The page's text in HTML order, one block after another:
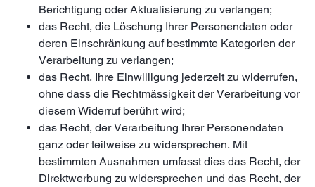
Berichtigung oder Aktualisierung zu verlangen;
das Recht, die Löschung Ihrer Personendaten oder
deren Einschränkung auf bestimmte Kategorien der
Verarbeitung zu verlangen;
das Recht, Ihre Einwilligung jederzeit zu widerrufen,
ohne dass die Rechtmässigkeit der Verarbeitung vor
diesem Widerruf berührt wird;
das Recht, der Verarbeitung Ihrer Personendaten
ganz oder teilweise zu widersprechen. Mit
bestimmten Ausnahmen umfasst dies das Recht, der
Direktwerbung zu widersprechen und das Recht, der